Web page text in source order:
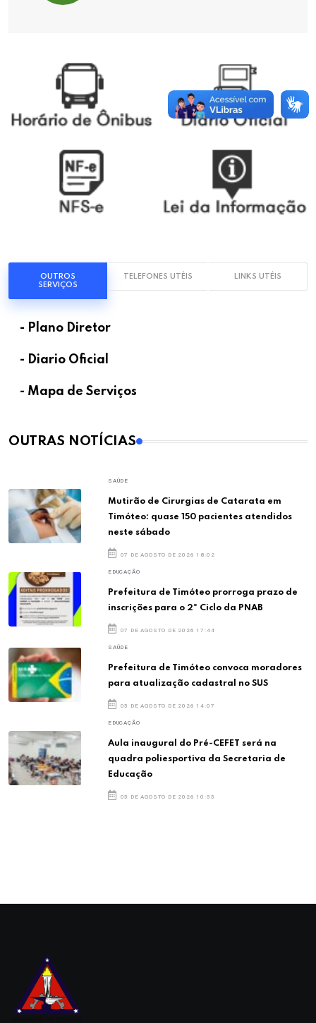
OUTROS
SERVIÇOS
TELEFONES UTÉIS LINKS UTÉIS
- Plano Diretor
- Diario Oficial
- Mapa de Serviços
OUTRAS NOTÍCIAS
SAÚDE
Mutirão de Cirurgias de Catarata em
Timóteo: quase 150 pacientes atendidos
neste sábado
07 DE AGOSTO DE 2026 18:02
EDUCAÇÃO
Prefeitura de Timóteo prorroga prazo de
inscrições para o 2º Ciclo da PNAB
07 DE AGOSTO DE 2026 17:44
SAÚDE
Prefeitura de Timóteo convoca moradores
para atualização cadastral no SUS
05 DE AGOSTO DE 2026 14:07
EDUCAÇÃO
Aula inaugural do Pré-CEFET será na
quadra poliesportiva da Secretaria de
Educação
05 DE AGOSTO DE 2026 10:55